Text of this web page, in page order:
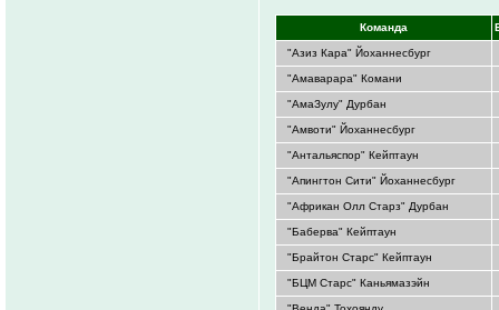
Команда
"Азиз Кара" Йоханнесбург
"Амаварара" Комани
"АмаЗулу" Дурбан
"Амвоти" Йоханнесбург
"Антальяспор" Кейптаун
"Апингтон Сити" Йоханнесбург
"Африкан Олл Старз" Дурбан
"Баберва" Кейптаун
"Брайтон Старс" Кейптаун
"БЦМ Старс" Каньямазэйн